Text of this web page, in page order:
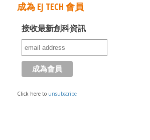
成為 EJ TECH 會員
接收最新創科資訊
Click here to unsubscribe